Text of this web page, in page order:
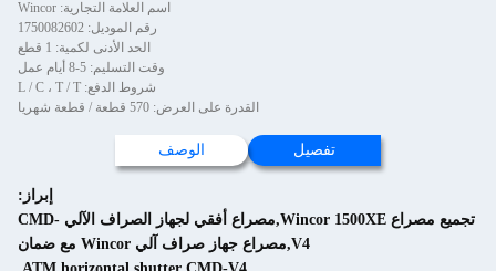
اسم العلامة التجارية: Wincor
رقم الموديل: 1750082602
الحد الأدنى لكمية: 1 قطع
وقت التسليم: 5-8 أيام عمل
شروط الدفع: L / C ، T / T
القدرة على العرض: 570 قطعة / قطعة شهريا
تفصيل الوصف
إبراز:
تجميع مصراع Wincor 1500XE,مصراع أفقي لجهاز الصراف الآلي CMD-
V4,مصراع جهاز صراف آلي Wincor مع ضمان